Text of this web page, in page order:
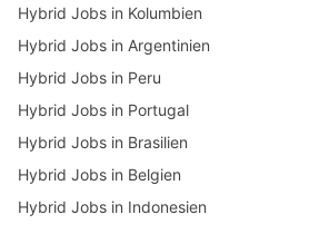
Hybrid Jobs in Kolumbien
Hybrid Jobs in Argentinien
Hybrid Jobs in Peru
Hybrid Jobs in Portugal
Hybrid Jobs in Brasilien
Hybrid Jobs in Belgien
Hybrid Jobs in Indonesien